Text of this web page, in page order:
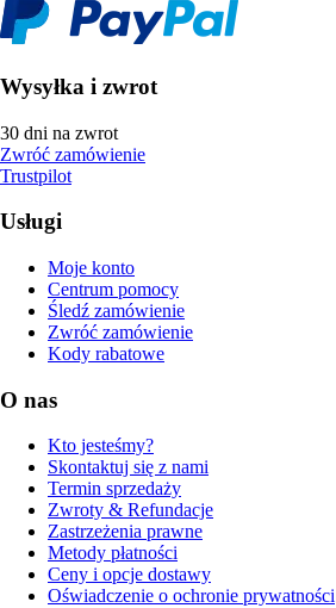
Wysyłka i zwrot
30 dni na zwrot
Zwróć zamówienie
Trustpilot
Usługi
Moje konto
Centrum pomocy
Śledź zamówienie
Zwróć zamówienie
Kody rabatowe
O nas
Kto jesteśmy?
Skontaktuj się z nami
Termin sprzedaży
Zwroty & Refundacje
Zastrzeżenia prawne
Metody płatności
Ceny i opcje dostawy
Oświadczenie o ochronie prywatności